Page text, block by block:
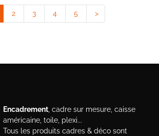
(current)
2 3 4 5 >
Encadrement, cadre sur mesure, caisse
américaine, toile, plexi...
Tous les produits cadres & déco sont